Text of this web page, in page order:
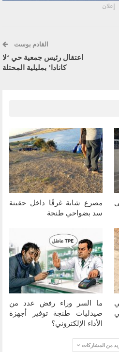
إعلان
القادم بوست
اعتقال رئيس جمعية حي ‘لا
كانادا’ بمليلية المحتلة
مصرع شابة غرقًا داخل حقينة
سد بضواحي طنجة
ما السر وراء رفض عدد من
صيدليات طنجة توفير أجهزة
الأداء الإلكتروني؟
من المشاركات